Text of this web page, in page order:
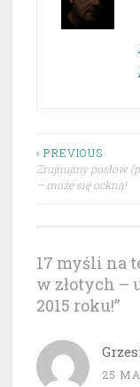
Nawigacja
wpisu
‹ PREVIOUS
Zrujnujmy posłów
– może się ockną!
17 myśli na
w złotych –
2015 roku!”
25